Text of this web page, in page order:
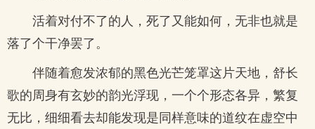
活着对付不了的人，死了又能如何，无非也就是
落了个干净罢了。
伴随着愈发浓郁的黑色光芒笼罩这片天地，舒长
歌的周身有玄妙的韵光浮现，一个个形态各异，繁复
无比，细细看去却能发现是同样意味的道纹在虚空中